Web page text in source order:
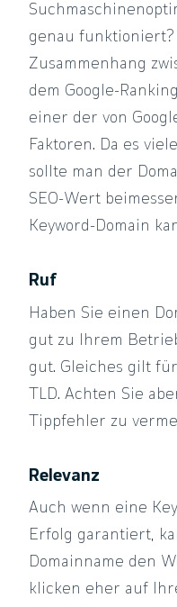
genau
Zusammenhang
dem Google-
einer der von
Faktoren. Da es
sollte man der
SEO-Wert
Keyword-Domain
Ruf
Haben Sie einen
gut zu Ihrem
gut. Gleiches gilt
TLD. Achten Sie
Tippfehler zu
Relevanz
Auch wenn eine
Erfolg garantiert,
Domainname den
klicken eher auf